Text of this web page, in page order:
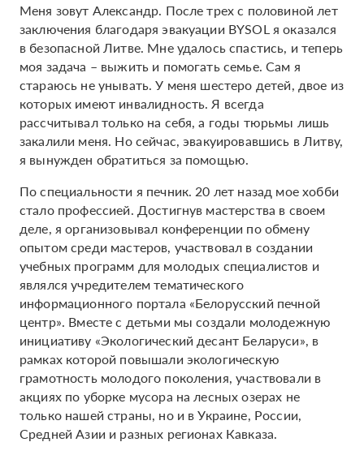
Меня зовут Александр. После трех с половиной лет
заключения благодаря эвакуации BYSOL я оказался
в безопасной Литве. Мне удалось спастись, и теперь
моя задача – выжить и помогать семье. Сам я
стараюсь не унывать. У меня шестеро детей, двое из
которых имеют инвалидность. Я всегда
рассчитывал только на себя, а годы тюрьмы лишь
закалили меня. Но сейчас, эвакуировавшись в Литву,
я вынужден обратиться за помощью.
По специальности я печник. 20 лет назад мое хобби
стало профессией. Достигнув мастерства в своем
деле, я организовывал конференции по обмену
опытом среди мастеров, участвовал в создании
учебных программ для молодых специалистов и
являлся учредителем тематического
информационного портала «Белорусский печной
центр». Вместе с детьми мы создали молодежную
инициативу «Экологический десант Беларуси», в
рамках которой повышали экологическую
грамотность молодого поколения, участвовали в
акциях по уборке мусора на лесных озерах не
только нашей страны, но и в Украине, России,
Средней Азии и разных регионах Кавказа.